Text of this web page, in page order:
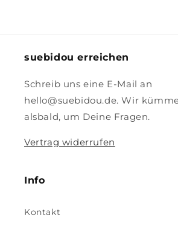
suebidou erreichen
Schreib uns eine E-Mail an
hello@suebidou.de. Wir
alsbald, um Deine Fragen.
Vertrag widerrufen
Info
Kontakt